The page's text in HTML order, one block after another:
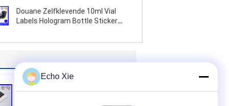
Douane Zelfklevende 10ml Vial
Labels Hologram Bottle Sticker
Echo Xie